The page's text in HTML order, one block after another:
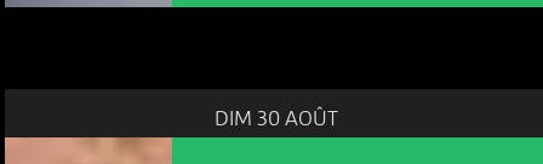
DIM 30 AOÛT